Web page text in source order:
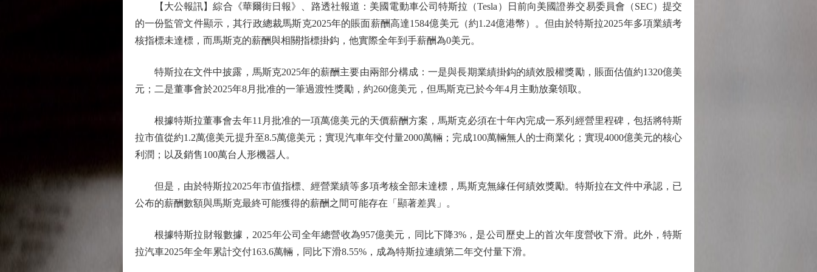
【大公報訊】綜合《華爾街日報》、路透社報道：美國電動車公司特斯拉（Tesla）日前向美國證券交易委員會（SEC）提交
的一份監管文件顯示，其行政總裁馬斯克2025年的賬面薪酬高達1584億美元（約1.24億港幣）。但由於特斯拉2025年多項業績考
核指標未達標，而馬斯克的薪酬與相關指標掛鈎，他實際全年到手薪酬為0美元。
特斯拉在文件中披露，馬斯克2025年的薪酬主要由兩部分構成：一是與長期業績掛鈎的績效股權獎勵，賬面估值約1320億美
元；二是董事會於2025年8月批准的一筆過渡性獎勵，約260億美元，但馬斯克已於今年4月主動放棄領取。
根據特斯拉董事會去年11月批准的一項萬億美元的天價薪酬方案，馬斯克必須在十年內完成一系列經營里程碑，包括將特斯
拉市值從約1.2萬億美元提升至8.5萬億美元；實現汽車年交付量2000萬輛；完成100萬輛無人的士商業化；實現4000億美元的核心
利潤；以及銷售100萬台人形機器人。
但是，由於特斯拉2025年市值指標、經營業績等多項考核全部未達標，馬斯克無緣任何績效獎勵。特斯拉在文件中承認，已
公布的薪酬數額與馬斯克最終可能獲得的薪酬之間可能存在「顯著差異」。
根據特斯拉財報數據，2025年公司全年總營收為957億美元，同比下降3%，是公司歷史上的首次年度營收下滑。此外，特斯
拉汽車2025年全年累計交付163.6萬輛，同比下滑8.55%，成為特斯拉連續第二年交付量下滑。